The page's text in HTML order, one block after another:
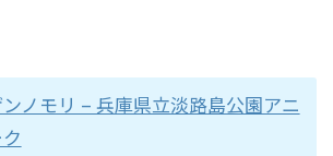
ノモリ – 兵庫県立淡路島公園アニ